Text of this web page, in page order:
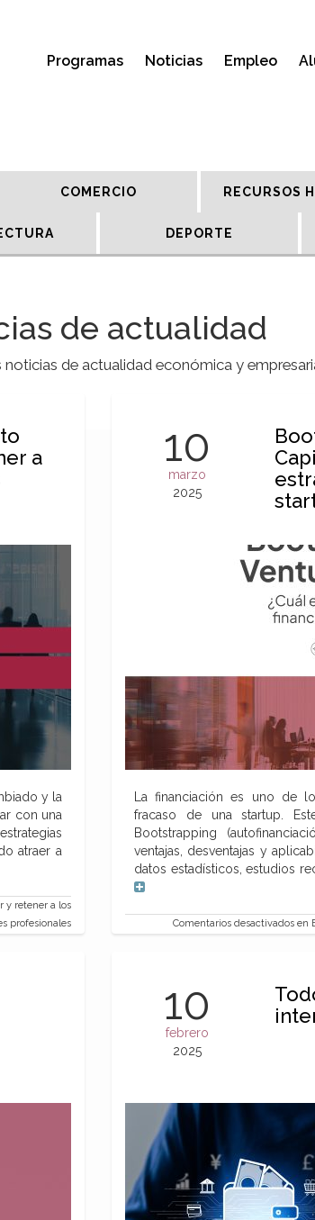
Programas Noticias Empleo
COMERCIO RECURSOS
DEPORTE
de actualidad
de actualidad económica y
a
y la
con una
atraer a
y retener a los
profesionales
10
marzo
2025
La financiación es uno de
fracaso de una startup.
Bootstrapping
ventajas, desventajas y
datos estadísticos, estudios
Comentarios desactivados en
10
febrero
2025